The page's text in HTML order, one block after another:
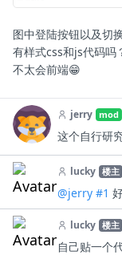
图中登陆按钮以及切
有样式css和js代码吗
不太会前端😁
jerry mod
这个自行研
lucky 楼主
@jerry #1
lucky 楼主
自己贴一个